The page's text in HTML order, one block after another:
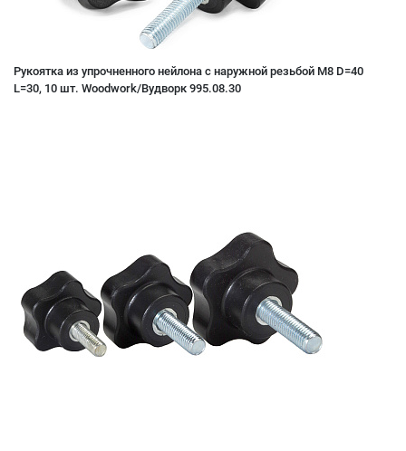
Рукоятка из упрочненного нейлона с наружной резьбой M8 D=40
L=30, 10 шт. Woodwork/Вудворк 995.08.30